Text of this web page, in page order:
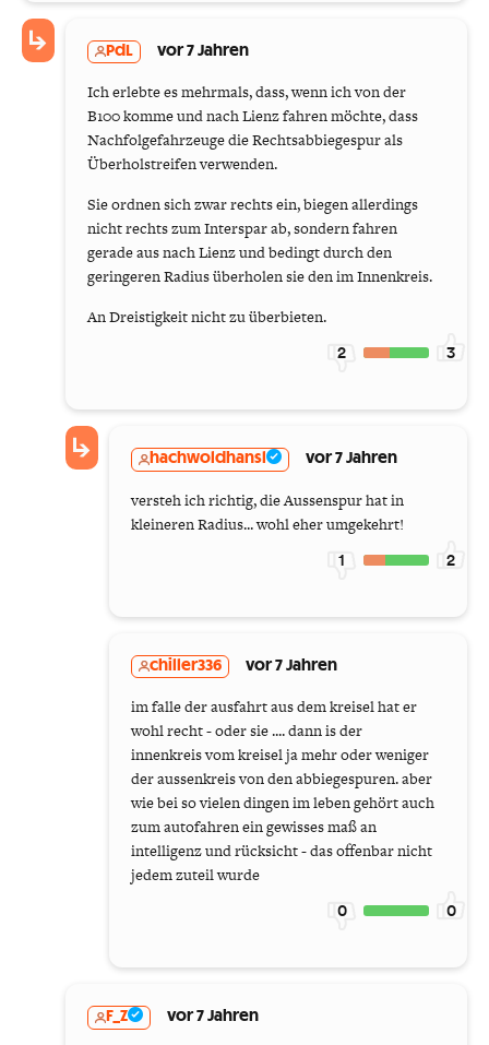
PdL vor 7 Jahren
Ich erlebte es mehrmals, dass, wenn ich von der
B100 komme und nach Lienz fahren möchte, dass
Nachfolgefahrzeuge die Rechtsabbiegespur als
Überholstreifen verwenden.
Sie ordnen sich zwar rechts ein, biegen allerdings
nicht rechts zum Interspar ab, sondern fahren
gerade aus nach Lienz und bedingt durch den
geringeren Radius überholen sie den im Innenkreis.
An Dreistigkeit nicht zu überbieten.
2 3
hachwoldhansl vor 7 Jahren
versteh ich richtig, die Aussenspur hat in
kleineren Radius... wohl eher umgekehrt!
1 2
chiller336 vor 7 Jahren
im falle der ausfahrt aus dem kreisel hat er
wohl recht - oder sie .... dann is der
innenkreis vom kreisel ja mehr oder weniger
der aussenkreis von den abbiegespuren. aber
wie bei so vielen dingen im leben gehört auch
zum autofahren ein gewisses maß an
intelligenz und rücksicht - das offenbar nicht
jedem zuteil wurde
0 0
F_Z vor 7 Jahren